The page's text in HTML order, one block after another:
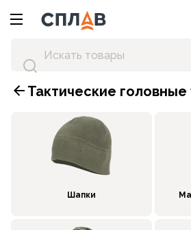
Тактические
Шапки